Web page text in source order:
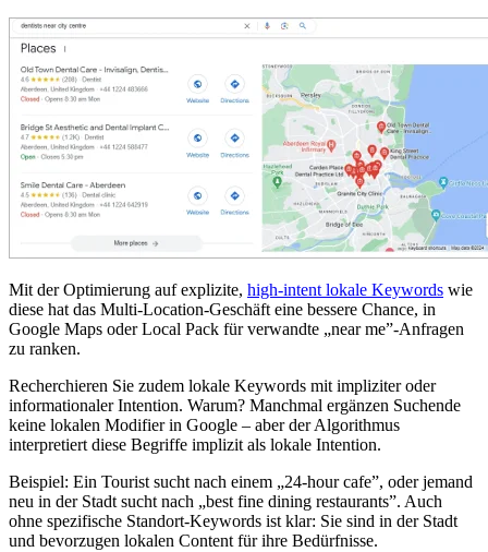
Mit der Optimierung auf explizite, high-intent lokale Keywords wie
diese hat das Multi-Location-Geschäft eine bessere Chance, in
Google Maps oder Local Pack für verwandte „near me”-Anfragen
zu ranken.
Recherchieren Sie zudem lokale Keywords mit impliziter oder
informationaler Intention. Warum? Manchmal ergänzen Suchende
keine lokalen Modifier in Google – aber der Algorithmus
interpretiert diese Begriffe implizit als lokale Intention.
Beispiel: Ein Tourist sucht nach einem „24-hour cafe”, oder jemand
neu in der Stadt sucht nach „best fine dining restaurants”. Auch
ohne spezifische Standort-Keywords ist klar: Sie sind in der Stadt
und bevorzugen lokalen Content für ihre Bedürfnisse.